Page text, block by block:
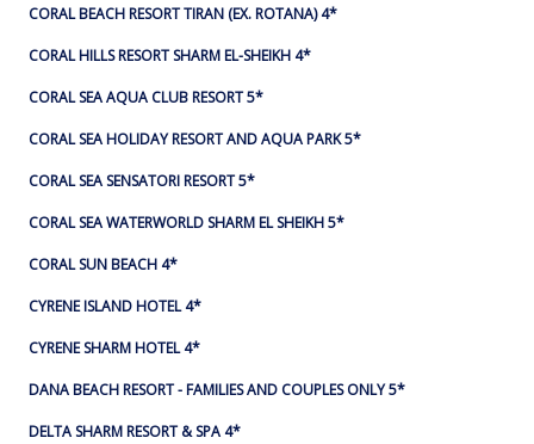
CORAL BEACH RESORT TIRAN (EX. ROTANA) 4*
CORAL HILLS RESORT SHARM EL-SHEIKH 4*
CORAL SEA AQUA CLUB RESORT 5*
CORAL SEA HOLIDAY RESORT AND AQUA PARK 5*
CORAL SEA SENSATORI RESORT 5*
CORAL SEA WATERWORLD SHARM EL SHEIKH 5*
CORAL SUN BEACH 4*
CYRENE ISLAND HOTEL 4*
CYRENE SHARM HOTEL 4*
DANA BEACH RESORT - FAMILIES AND COUPLES ONLY 5*
DELTA SHARM RESORT & SPA 4*